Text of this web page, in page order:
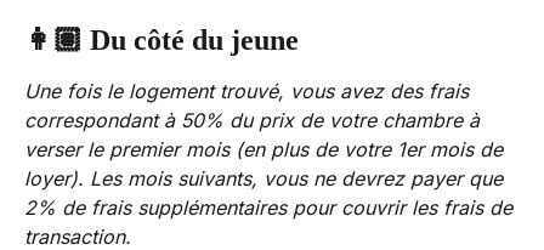
👩🏽 Du côté du jeune
Une fois le logement trouvé, vous avez des frais
correspondant à 50% du prix de votre chambre à
verser le premier mois (en plus de votre 1er mois de
loyer). Les mois suivants, vous ne devrez payer que
2% de frais supplémentaires pour couvrir les frais de
transaction.